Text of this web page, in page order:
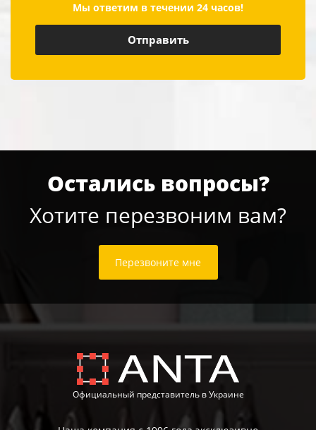
Мы ответим в течении 24 часов!
Остались вопросы?
Хотите перезвоним вам?
Перезвоните мне
Официальный представитель в Украине